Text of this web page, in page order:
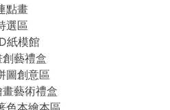
點畫
選區
紙模館
藝禮盒
圖創意區
藝術禮盒
色本繪本區